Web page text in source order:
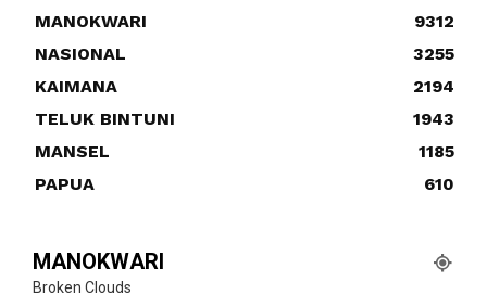
MANOKWARI
9312
NASIONAL
3255
KAIMANA
2194
TELUK BINTUNI
1943
MANSEL
1185
PAPUA
610
MANOKWARI
Broken Clouds